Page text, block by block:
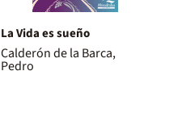
La Vida es sueño
Calderón de la Barca,
Pedro